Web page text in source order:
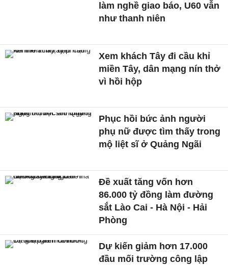
làm nghề giao báo, U60 vẫn
như thanh niên
Xem khách Tây đi cầu khỉ
miền Tây, dân mạng nín thở
vì hồi hộp
Phục hồi bức ảnh người
phụ nữ được tìm thấy trong
mộ liệt sĩ ở Quảng Ngãi
Đề xuất tăng vốn hơn
86.000 tỷ đồng làm đường
sắt Lào Cai - Hà Nội - Hải
Phòng
Dự kiến giảm hơn 17.000
đầu mối trường công lập